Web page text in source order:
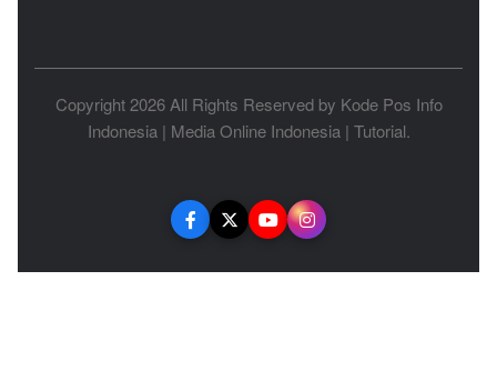
Copyright 2026 All Rights Reserved by Kode Pos Info
Indonesia| Media Online Indonesia| Tutorial.